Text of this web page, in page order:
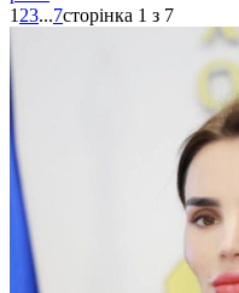
123...7сторінка 1 з 7